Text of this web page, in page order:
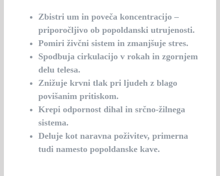
Zbistri um in poveča koncentracijo –
priporočljivo ob popoldanski utrujenosti.
Pomiri živčni sistem in zmanjšuje stres.
Spodbuja cirkulacijo v rokah in zgornjem
delu telesa.
Znižuje krvni tlak pri ljudeh z blago
povišanim pritiskom.
Krepi odpornost dihal in srčno-žilnega
sistema.
Deluje kot naravna poživitev, primerna
tudi namesto popoldanske kave.